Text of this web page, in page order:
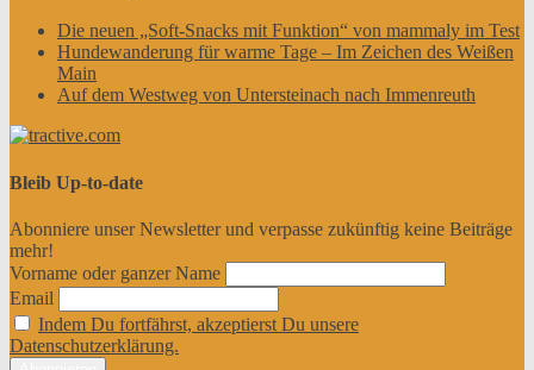
Die neuen „Soft-Snacks mit Funktion“ von mammaly im Test
Hundewanderung für warme Tage – Im Zeichen des Weißen
Main
Auf dem Westweg von Untersteinach nach Immenreuth
Bleib Up-to-date
Abonniere unser Newsletter und verpasse zukünftig keine Beiträge
mehr!
Vorname oder ganzer Name
Email
Indem Du fortfährst, akzeptierst Du unsere
Datenschutzerklärung.